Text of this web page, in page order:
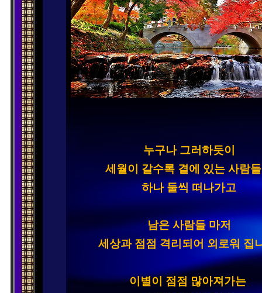
누구나 그러하듯이
세월이 갈수록 곁에 있는 사람
하나 둘씩 떠나가고
남은 사람들 마저
세상과 점점 격리되어 외로워 집
이별이 점점 많아져가는